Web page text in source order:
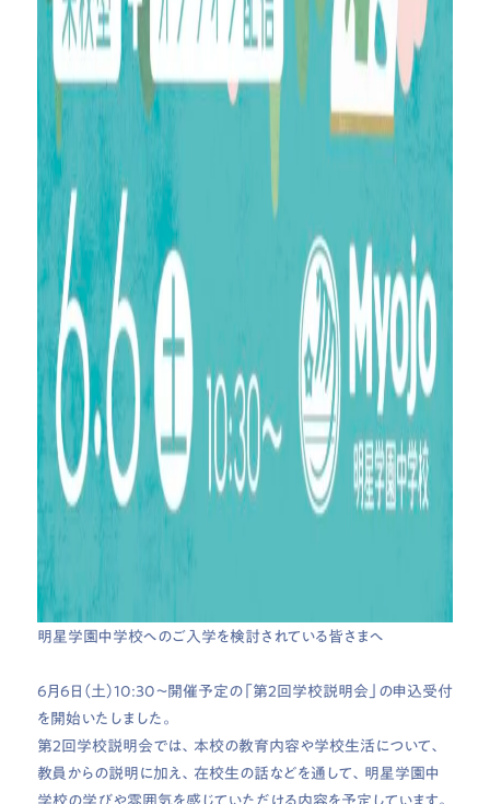
明星学園中学校へのご入学を検討されている皆さまへ
6月6日（土）10:30〜開催予定の「第2回学校説明会」の申込受付
を開始いたしました。
第2回学校説明会では、本校の教育内容や学校生活について、
教員からの説明に加え、在校生の話などを通して、明星学園中
学校の学びや雰囲気を感じていただける内容を予定しています。